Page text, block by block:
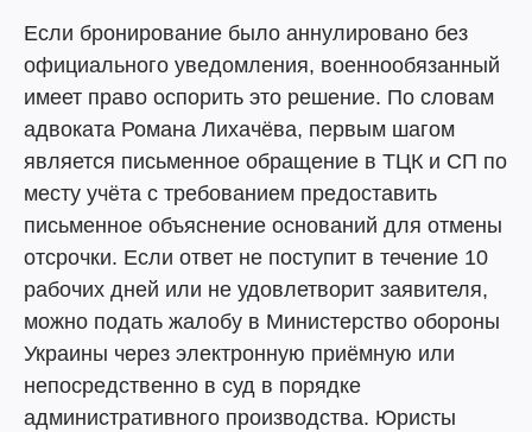
Если бронирование было аннулировано без
официального уведомления, военнообязанный
имеет право оспорить это решение. По словам
адвоката Романа Лихачёва, первым шагом
является письменное обращение в ТЦК и СП по
месту учёта с требованием предоставить
письменное объяснение оснований для отмены
отсрочки. Если ответ не поступит в течение 10
рабочих дней или не удовлетворит заявителя,
можно подать жалобу в Министерство обороны
Украины через электронную приёмную или
непосредственно в суд в порядке
административного производства. Юристы